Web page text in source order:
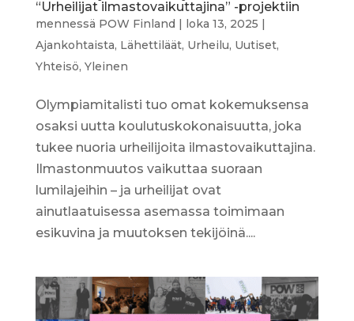
“Urheilijat ilmastovaikuttajina” -projektiin
mennessä POW Finland | loka 13, 2025 |
Ajankohtaista, Lähettiläät, Urheilu, Uutiset,
Yhteisö, Yleinen
Olympiamitalisti tuo omat kokemuksensa
osaksi uutta koulutuskokonaisuutta, joka
tukee nuoria urheilijoita ilmastovaikuttajina.
Ilmastonmuutos vaikuttaa suoraan
lumilajeihin – ja urheilijat ovat
ainutlaatuisessa asemassa toimimaan
esikuvina ja muutoksen tekijöinä....